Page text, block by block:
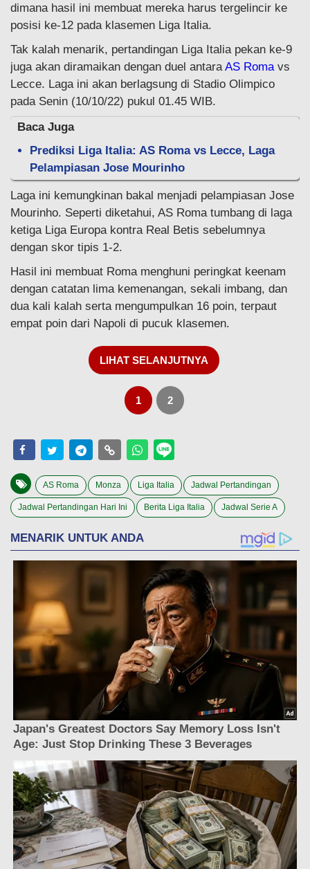
dimana hasil ini membuat mereka harus tergelincir ke
posisi ke-12 pada klasemen Liga Italia.
Tak kalah menarik, pertandingan Liga Italia pekan ke-9
juga akan diramaikan dengan duel antaraAS Romavs
Lecce. Laga ini akan berlagsung di Stadio Olimpico
pada Senin (10/10/22) pukul 01.45 WIB.
Baca Juga
Prediksi Liga Italia: AS Roma vs Lecce, Laga
Pelampiasan Jose Mourinho
Laga ini kemungkinan bakal menjadi pelampiasan Jose
Mourinho. Seperti diketahui, AS Roma tumbang di laga
ketiga Liga Europa kontra Real Betis sebelumnya
dengan skor tipis 1-2.
Hasil ini membuat Roma menghuni peringkat keenam
dengan catatan lima kemenangan, sekali imbang, dan
dua kali kalah serta mengumpulkan 16 poin, terpaut
empat poin dari Napoli di pucuk klasemen.
LIHAT SELANJUTNYA
1 2
AS Roma Monza Liga Italia Jadwal Pertandingan
Jadwal Pertandingan Hari Ini Berita Liga Italia Jadwal Serie A